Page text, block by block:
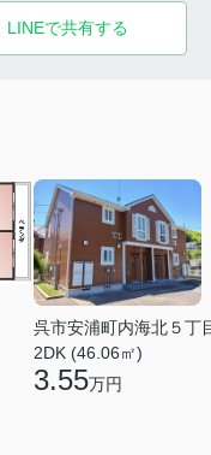
LINEで共有する
呉市安浦町内海北５丁
2DK (46.06㎡)
3.55万円